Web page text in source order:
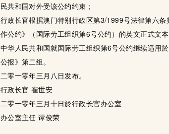
民共和国对外受该公约约束；
行政长官根据澳门特别行政区第3/1999号法律第六
作公约》（国际劳工组织第6号公约）的英文正式文本
中华人民共和国就国际劳工组织第6号公约继续适用
公报》第二组。
二零一零年三月八日发布。
行政长官 崔世安
二零一零年三月十日於行政长官办公室
办公室主任 谭俊荣